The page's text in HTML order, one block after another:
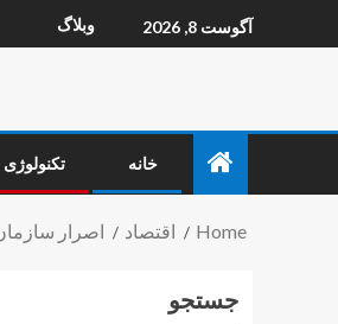
آگوست 8, 2026 وبلاگ
خانه تکنولوژی
Home اقتصاد اصرار
جستجو